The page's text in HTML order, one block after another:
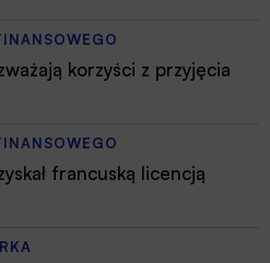
korzyści z przyjęcia
francuską licencją